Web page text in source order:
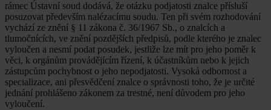
rámec Ústavní soud dodává, že otázku podjatosti znalce přísluší
posuzovat především nalézacímu soudu. Ten při svém rozhodování
vychází ze znění § 11 zákona č. 36/1967 Sb., o znalcích a
tlumočnících, ve znění pozdějších předpisů, podle kterého je znalec
vyloučen a nesmí podat posudek, jestliže lze mít pro jeho poměr k
věci, k orgánům provádějícím řízení, k účastníkům nebo k jejich
zástupcům pochybnost o jeho nepodjatosti. Vysoká odbornost a
specializace, ani přesvědčení znalce o správnosti toho, že je určité
jednání prohlášeno zákonem za trestné, není důvodem pro jeho
vyloučení.